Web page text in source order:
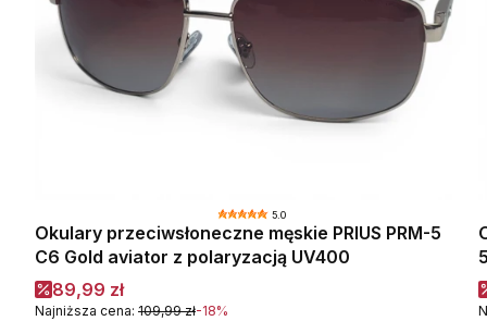
5.0
Okulary przeciwsłoneczne męskie PRIUS PRM-5
C6 Gold aviator z polaryzacją UV400
Cena promocyjna
89,99 zł
Najniższa cena: 109,99 zł-18%